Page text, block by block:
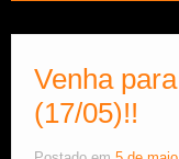
Fique Sócio
Quem Somos?
Calendário
Venha
(17/05)!!